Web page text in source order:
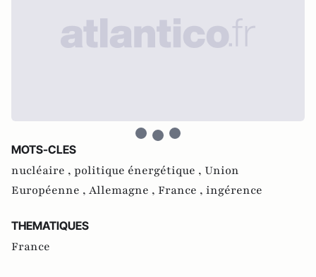
MOTS-CLES
nucléaire , politique énergétique , Union
Européenne , Allemagne , France , ingérence
THEMATIQUES
France